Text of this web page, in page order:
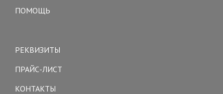
ПОМОЩЬ
РЕКВИЗИТЫ
ПРАЙС-ЛИСТ
КОНТАКТЫ